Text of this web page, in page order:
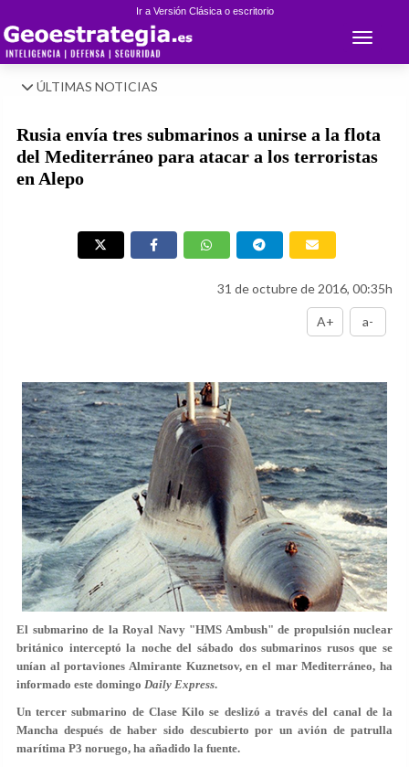
Ir a Versión Clásica o escritorio
Toggle
ÚLTIMAS NOTICIAS
Rusia envía tres submarinos a unirse a la flota
del Mediterráneo para atacar a los terroristas
en Alepo
31 de octubre de 2016, 00:35h
A+ a-
El submarino de la Royal Navy "HMS Ambush" de propulsión nuclear
británico interceptó la noche del sábado dos submarinos rusos que se
unían al portaviones Almirante Kuznetsov, en el mar Mediterráneo, ha
informado este domingo Daily Express.
Un tercer submarino de Clase Kilo se deslizó a través del canal de la
Mancha después de haber sido descubierto por un avión de patrulla
marítima P3 noruego, ha añadido la fuente.